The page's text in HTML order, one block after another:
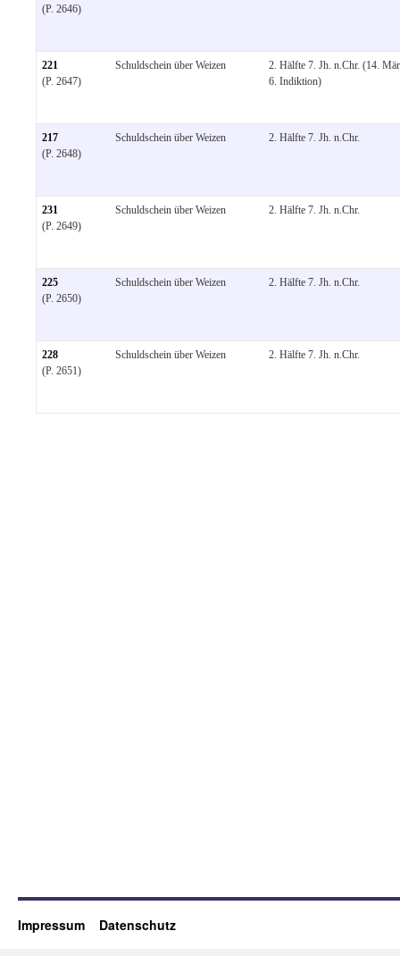
(P. 2646)
221
(P. 2647)
Schuldschein über Weizen
2. Hälfte 7. Jh. n.Chr. (14.
6. Indiktion)
217
(P. 2648)
Schuldschein über Weizen 2. Hälfte 7. Jh. n.Chr.
231
(P. 2649)
Schuldschein über Weizen 2. Hälfte 7. Jh. n.Chr.
225
(P. 2650)
Schuldschein über Weizen 2. Hälfte 7. Jh. n.Chr.
228
(P. 2651)
Schuldschein über Weizen 2. Hälfte 7. Jh. n.Chr.
Impressum Datenschutz